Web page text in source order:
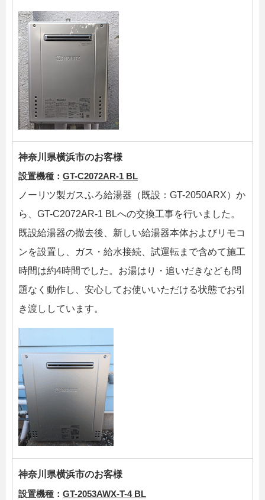
神奈川県横浜市のお客様
設置機種： GT-C2072AR-1 BL
ノーリツ製ガスふろ給湯器（既設：GT-2050ARX）か
ら、GT-C2072AR-1 BLへの交換工事を行いました。
既設給湯器の撤去後、新しい給湯器本体およびリモコ
ンを設置し、ガス・給水接続、試運転まで含めて施工
時間は約4時間でした。お湯はり・追いだきなども問
題なく動作し、安心してお使いいただける状態でお引
き渡ししています。
神奈川県横浜市のお客様
設置機種： GT-2053AWX-T-4 BL